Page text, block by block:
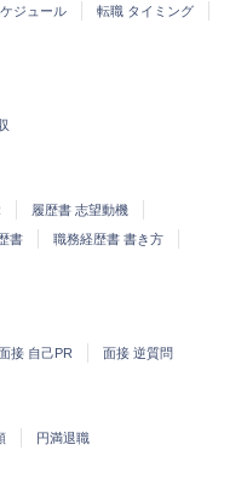
ジュール
転職 タイミング
履歴書 志望動機
書
職務経歴書 書き方
面接 自己PR 面接 逆質問
円満退職